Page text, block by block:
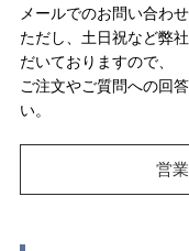
メールでのお問い合わ
ただし、土日祝など弊
だいておりますので、
ご注文やご質問への回
い。
営